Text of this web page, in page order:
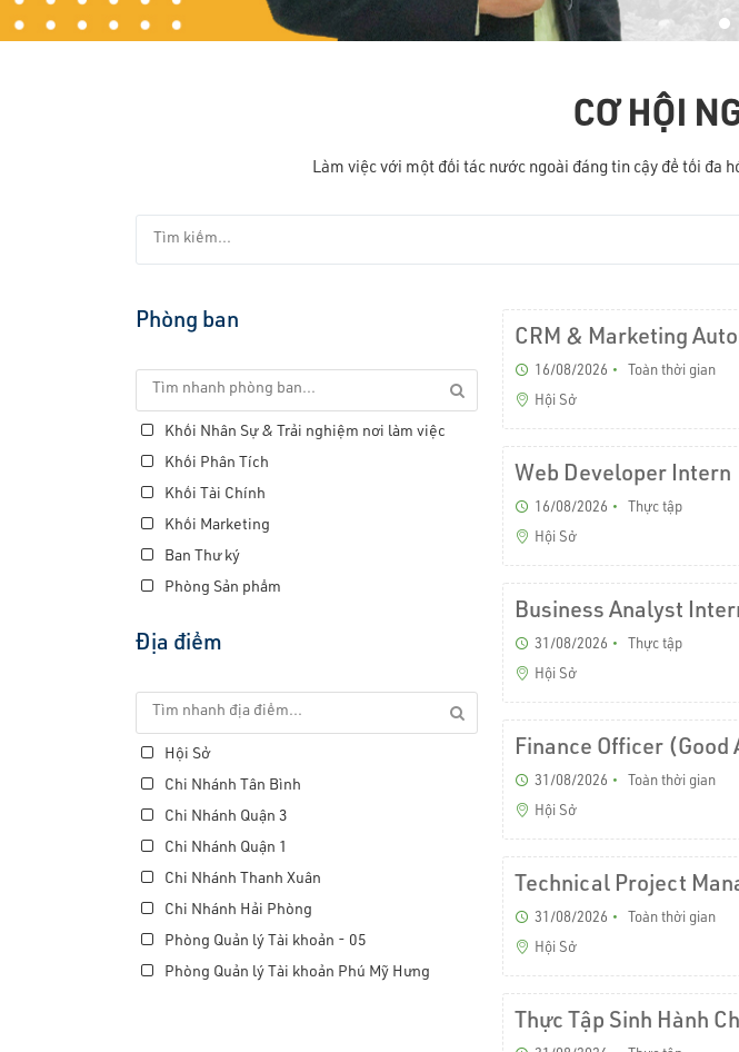
CƠ HỘI
Làm việc với một đối tác nước ngoài đáng tin cậy để tối đa
Phòng ban
Khối Nhân Sự & Trải nghiệm nơi làm việc
Khối Phân Tích
Khối Tài Chính
Khối Marketing
Ban Thư ký
Phòng Sản phẩm
Địa điểm
Hội Sở
Chi Nhánh Tân Bình
Chi Nhánh Quận 3
Chi Nhánh Quận 1
Chi Nhánh Thanh Xuân
Chi Nhánh Hải Phòng
Phòng Quản lý Tài khoản - 05
Phòng Quản lý Tài khoản Phú Mỹ Hưng
CRM & Marketing
16/08/2026 Toàn thời gian
Hội Sở
Web Developer Intern
16/08/2026 Thực tập
Hội Sở
Business Analyst
31/08/2026 Thực tập
Hội Sở
Finance Officer (Good
31/08/2026 Toàn thời gian
Hội Sở
Technical Project
31/08/2026 Toàn thời gian
Hội Sở
Thực Tập Sinh Hành